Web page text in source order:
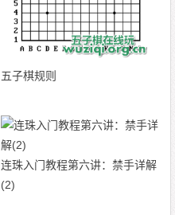
五子棋规则
连珠入门教程第六讲：禁手详解
(2)